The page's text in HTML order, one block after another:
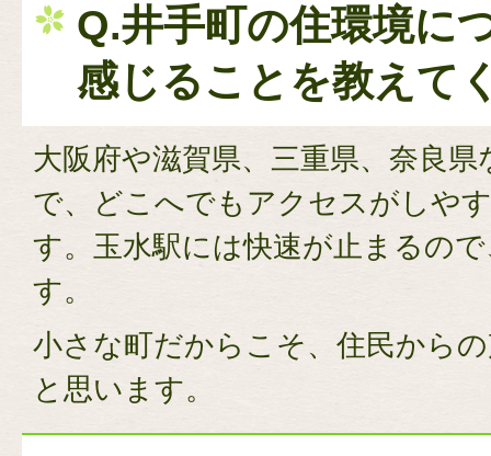
Q.井手町の住環境に
感じることを教えて
大阪府や滋賀県、三重県、奈良
で、どこへでもアクセスがしや
す。玉水駅には快速が止まるの
す。
小さな町だからこそ、住民から
と思います。